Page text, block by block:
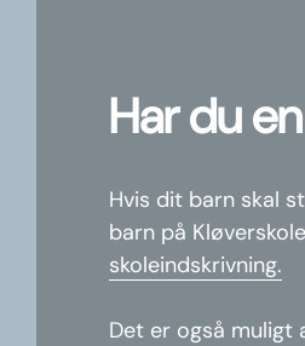
Har du
Hvis dit barn skal
barn på
skoleindskrivning.
Det er også muligt